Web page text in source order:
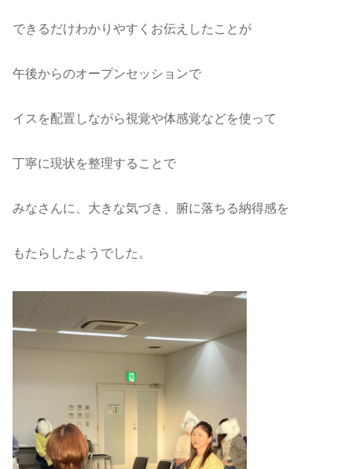
できるだけわかりやすくお伝えしたことが
午後からのオープンセッションで
イスを配置しながら視覚や体感覚などを使って
丁寧に現状を整理することで
みなさんに、大きな気づき、腑に落ちる納得感を
もたらしたようでした。